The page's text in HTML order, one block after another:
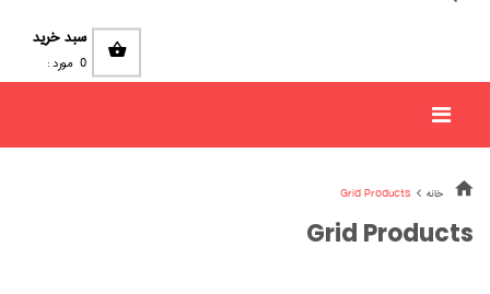
سبد خرید
0 مورد :
خانه Grid Products
Grid Products